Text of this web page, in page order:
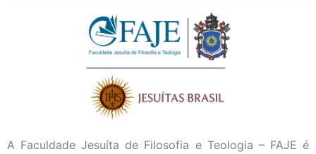
A Faculdade Jesuíta de Filosofia e Teologia – FAJE é